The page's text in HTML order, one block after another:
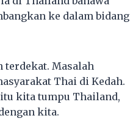
ke dalam bidang
terdekat. Masalah
Thai di Kedah.
kita tumpu Thailand,
kita.